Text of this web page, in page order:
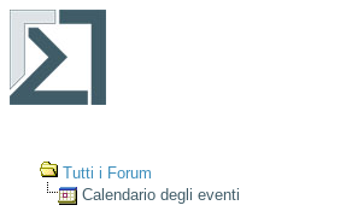
Tutti i Forum
Calendario degli eventi